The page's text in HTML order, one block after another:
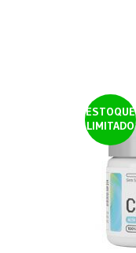
ESTOQUE
LIMITADO